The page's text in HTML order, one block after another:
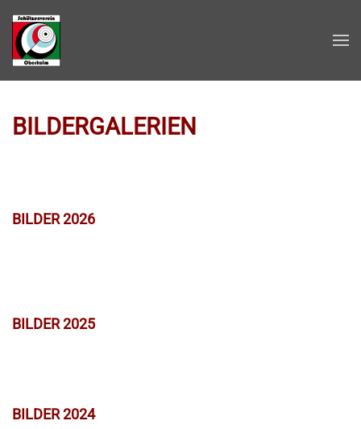
Zum Hauptinhalt springen
BILDERGALERIEN
BILDER 2026
BILDER 2025
BILDER 2024